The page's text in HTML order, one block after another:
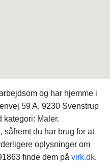
og har hjemme i
59 A, 9230 Svenstrup
Maler.
såfremt du har brug for at
oplysninger om
finde dem på virk.dk.